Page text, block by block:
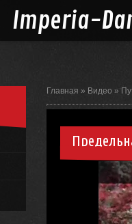
Imperia-
Главная » Видео »